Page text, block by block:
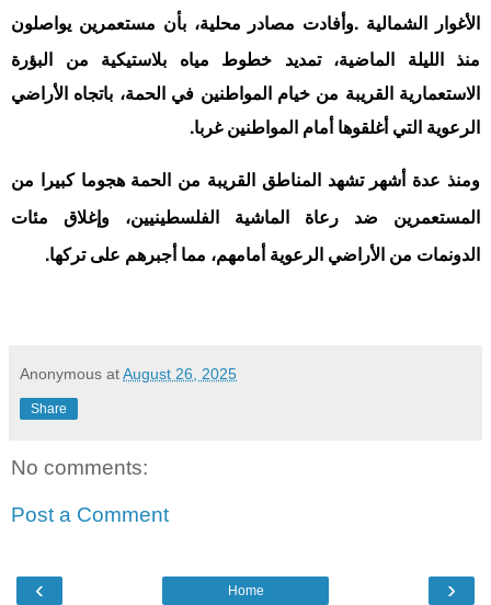
الأغوار الشمالية .وأفادت مصادر محلية، بأن مستعمرين يواصلون
منذ الليلة الماضية، تمديد خطوط مياه بلاستيكية من البؤرة
الاستعمارية القريبة من خيام المواطنين في الحمة، باتجاه الأراضي
الرعوية التي أغلقوها أمام المواطنين غربا.
ومنذ عدة أشهر تشهد المناطق القريبة من الحمة هجوما كبيرا من
المستعمرين ضد رعاة الماشية الفلسطينيين، وإغلاق مئات
الدونمات من الأراضي الرعوية أمامهم، مما أجبرهم على تركها.
Anonymous atAugust 26, 2025
Share
No comments:
Post a Comment
‹ ›
Home